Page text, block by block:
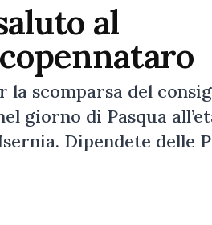
al
scomparsa del
giorno di Pasqua
Isernia. Dipendete delle